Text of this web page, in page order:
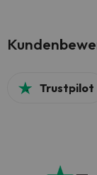
Trustpilot